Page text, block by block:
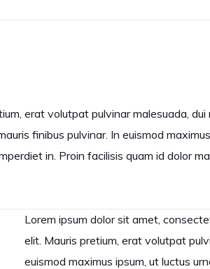
erat volutpat pulvinar malesuada, dui
finibus pulvinar. In euismod
in. Proin facilisis quam id dolor
Lorem ipsum dolor sit amet,
elit. Mauris pretium, erat volutpat
euismod maximus ipsum, ut luctus